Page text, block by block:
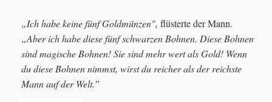
cost?"
"I won’t take less than five gold coins!"
„Ich habe keine fünf Goldmünzen", flüsterte der Mann.
„Aber ich habe diese fünf schwarzen Bohnen. Diese Bohnen
sind magische Bohnen! Sie sind mehr wert als Gold! Wenn
du diese Bohnen nimmst, wirst du reicher als der reichste
Mann auf der Welt.”